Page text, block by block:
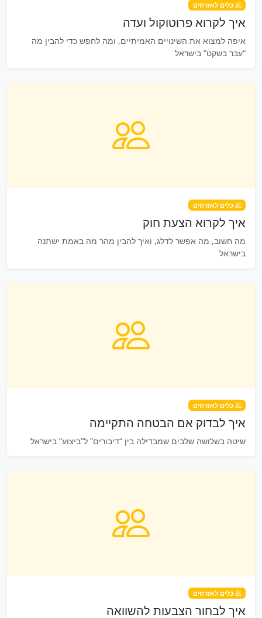
כלים לאזרחים
איך לקרוא פרוטוקול ועדה
איפה למצוא את השינויים האמיתיים, ומה לחפש כדי להבין מה
“עבר בשקט” בישראל
כלים לאזרחים
איך לקרוא הצעת חוק
מה חשוב, מה אפשר לדלג, ואיך להבין מהר מה באמת ישתנה
בישראל
כלים לאזרחים
איך לבדוק אם הבטחה התקיימה
שיטה בשלושה שלבים שמבדילה בין “דיבורים” ל”ביצוע” בישראל
כלים לאזרחים
איך לבחור הצבעות להשוואה